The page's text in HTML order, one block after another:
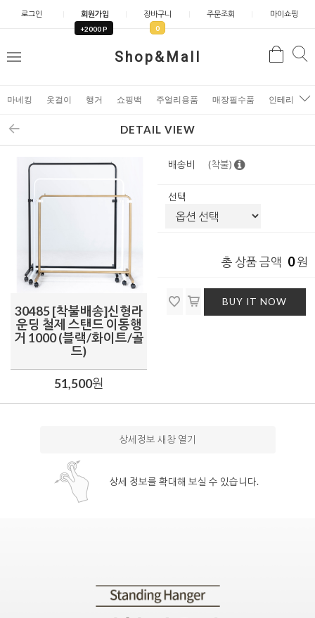
로그인 회원가입
+2000 P
장바구니
0
주문조회 마이쇼핑
Shop&Mall
메
검
마네킹 옷걸이 행거 쇼핑백 주얼리용품 매장필수품 인테리어소
DETAIL VIEW
30485 [착불배송]신형라
운딩 철제 스탠드 이동행
거 1000 (블랙/화이트/골
드)
51,500원
배송비 (착불)
선택
총 상품 금액 0원
BUY IT NOW
상세정보 새창 열기
상세 정보를 확대해 보실 수 있습니다.